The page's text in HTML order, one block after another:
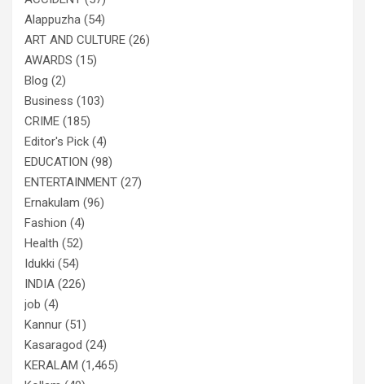
Alappuzha (54)
ART AND CULTURE (26)
AWARDS (15)
Blog (2)
Business (103)
CRIME (185)
Editor's Pick (4)
EDUCATION (98)
ENTERTAINMENT (27)
Ernakulam (96)
Fashion (4)
Health (52)
Idukki (54)
INDIA (226)
job (4)
Kannur (51)
Kasaragod (24)
KERALAM (1,465)